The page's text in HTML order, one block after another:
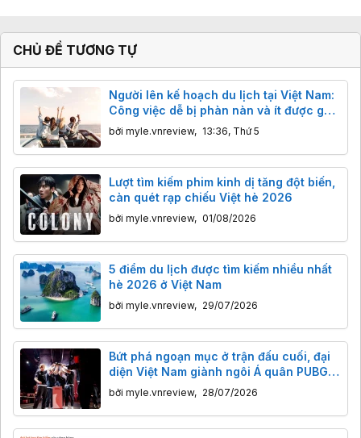
CHỦ ĐỀ TƯƠNG TỰ
Người lên kế hoạch du lịch tại Việt Nam:
Công việc dễ bị phàn nàn và ít được ghi
nhận công sức nhất
bởi myle.vnreview, 13:36, Thứ 5
Lượt tìm kiếm phim kinh dị tăng đột biến,
càn quét rạp chiếu Việt hè 2026
bởi myle.vnreview, 01/08/2026
5 điểm du lịch được tìm kiếm nhiều nhất
hè 2026 ở Việt Nam
bởi myle.vnreview, 29/07/2026
Bứt phá ngoạn mục ở trận đấu cuối, đại
diện Việt Nam giành ngôi Á quân PUBG
tại Esports World Cup 2026
bởi myle.vnreview, 28/07/2026